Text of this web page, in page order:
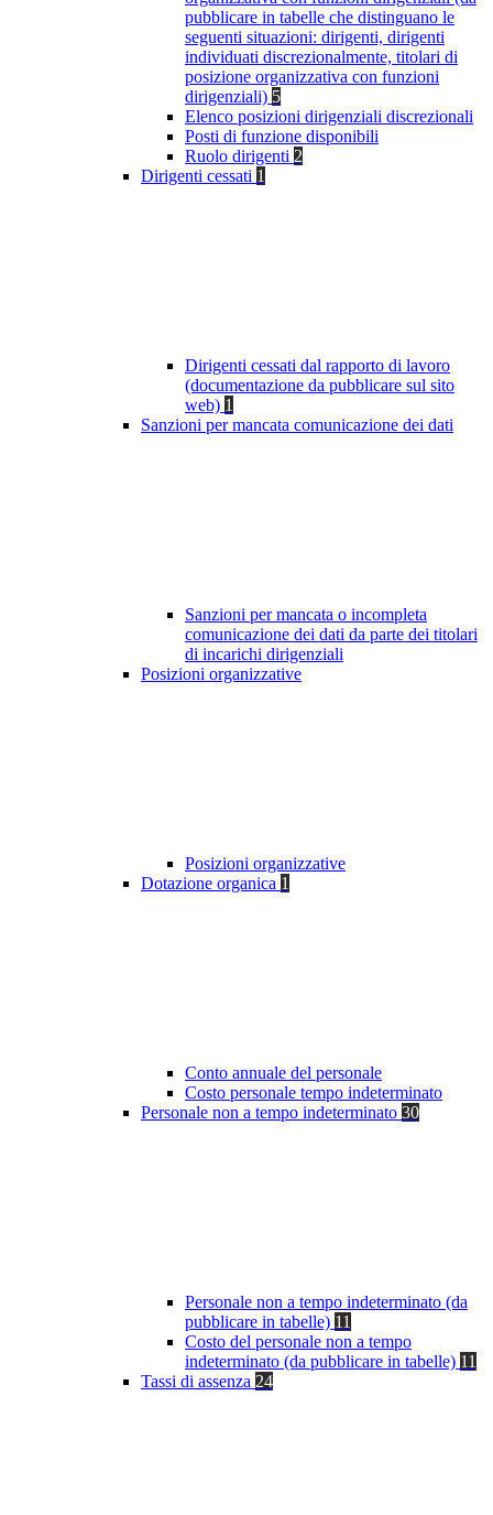
pubblicare in tabelle che distinguano le
seguenti situazioni: dirigenti, dirigenti
individuati discrezionalmente, titolari di
posizione organizzativa con funzioni
dirigenziali) 5
Elenco posizioni dirigenziali discrezionali
Posti di funzione disponibili
Ruolo dirigenti 2
Dirigenti cessati 1
Dirigenti cessati dal rapporto di lavoro
(documentazione da pubblicare sul sito
web) 1
Sanzioni per mancata comunicazione dei dati
Sanzioni per mancata o incompleta
comunicazione dei dati da parte dei titolari
di incarichi dirigenziali
Posizioni organizzative
Posizioni organizzative
Dotazione organica 1
Conto annuale del personale
Costo personale tempo indeterminato
Personale non a tempo indeterminato 30
Personale non a tempo indeterminato (da
pubblicare in tabelle) 11
Costo del personale non a tempo
indeterminato (da pubblicare in tabelle) 11
Tassi di assenza 24